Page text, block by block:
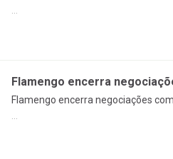
...
Flamengo encerra
Flamengo encerra negociações